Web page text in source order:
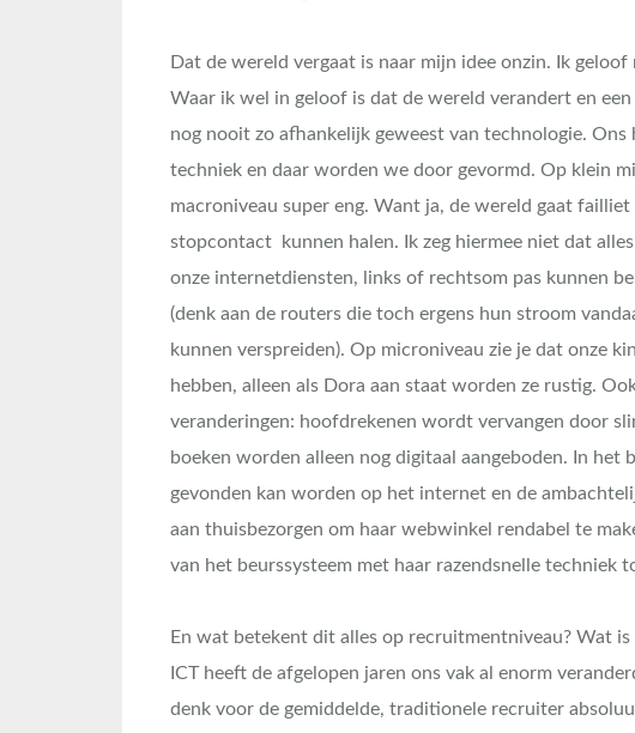
Dat de wereld vergaat is naar mijn idee onzin. Ik
Waar ik wel in geloof is dat de wereld verandert en
nog nooit zo afhankelijk geweest van technologie. Ons
techniek en daar worden we door gevormd. Op klein
macroniveau super eng. Want ja, de wereld gaat
stopcontact kunnen halen. Ik zeg hiermee niet dat
onze internetdiensten, links of rechtsom pas kunnen
(denk aan de routers die toch ergens hun stroom
kunnen verspreiden). Op microniveau zie je dat onze
hebben, alleen als Dora aan staat worden ze rustig.
veranderingen: hoofdrekenen wordt vervangen door
boeken worden alleen nog digitaal aangeboden. In het
gevonden kan worden op het internet en de
aan thuisbezorgen om haar webwinkel rendabel te
van het beurssysteem met haar razendsnelle techniek
En wat betekent dit alles op recruitmentniveau? Wat
ICT heeft de afgelopen jaren ons vak al enorm
denk voor de gemiddelde, traditionele recruiter